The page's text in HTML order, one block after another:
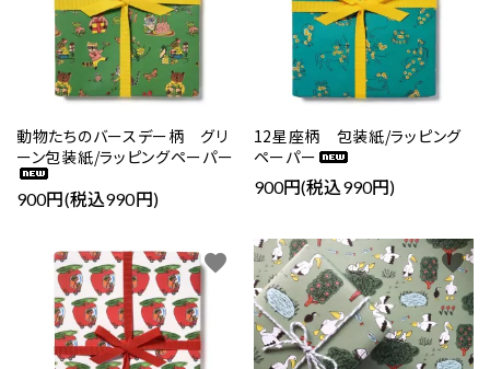
動物たちのバースデー柄 グリ
ーン包装紙/ラッピングペーパー
900円(税込990円)
12星座柄 包装紙/ラッピング
ペーパー
900円(税込990円)
favorite favorite